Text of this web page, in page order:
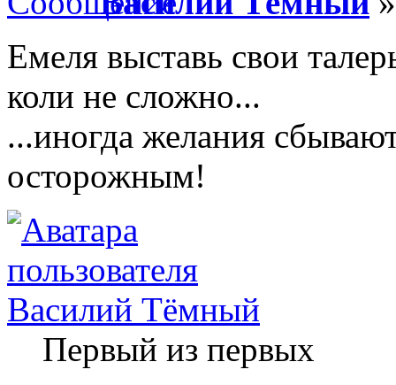
Емеля выставь свои
коли не сложно...
...иногда желания
осторожным!
Василий Тёмный
Первый из первых